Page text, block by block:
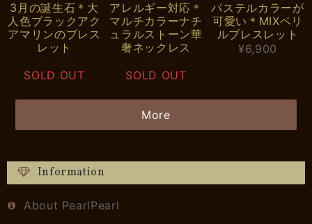
3月の誕生石＊大
人色ブラックアク
アマリンのブレス
レット
SOLD OUT
アレルギー対応＊
マルチカラーナチ
ュラルストーン華
奢ネックレス
SOLD OUT
パステルカラーが
可愛い＊MIXベリ
ルブレスレット
¥6,900
More
Information
About PearlPearl